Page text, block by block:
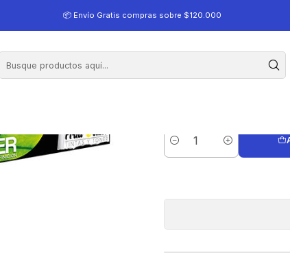
📦 Envío Gratis compras sobre $120.000
Toner Alternativo Compatible 85A
Ce285A-
Cantidad